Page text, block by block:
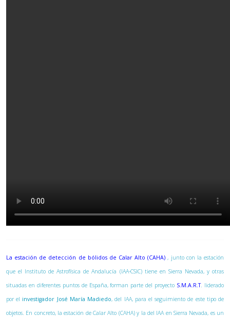
La estación de detección de bólidos de Calar Alto (CAHA) , junto con la estación
que el Instituto de Astrofísica de Andalucía (IAA-CSIC) tiene en Sierra Nevada, y otras
situadas en diferentes puntos de España, forman parte del proyecto S.M.A.R.T. liderado
por el investigador José María Madiedo, del IAA, para el seguimiento de este tipo de
objetos. En concreto, la estación de Calar Alto (CAHA) y la del IAA en Sierra Nevada, es un